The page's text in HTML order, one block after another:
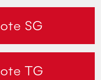
SG
TG